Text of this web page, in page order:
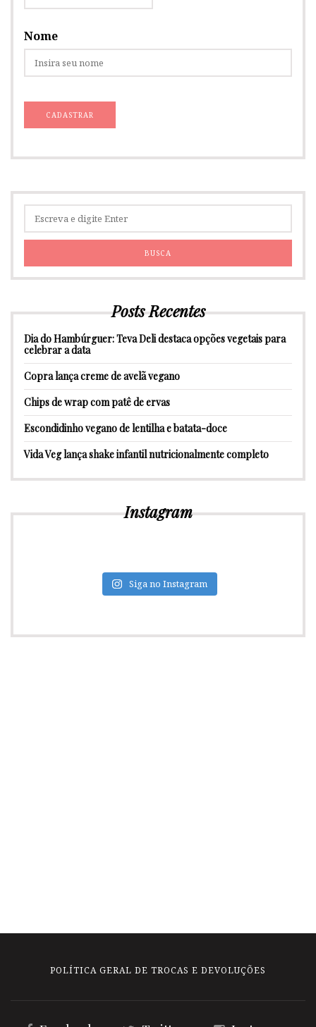
Nome
Posts Recentes
Dia do Hambúrguer: Teva Deli destaca opções vegetais para
celebrar a data
Copra lança creme de avelã vegano
Chips de wrap com patê de ervas
Escondidinho vegano de lentilha e batata-doce
Vida Veg lança shake infantil nutricionalmente completo
Instagram
Siga no Instagram
POLÍTICA GERAL DE TROCAS E DEVOLUÇÕES